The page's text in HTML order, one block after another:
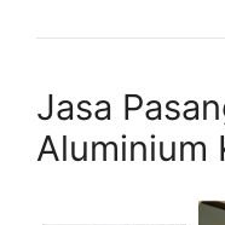
Jasa
Aluminium